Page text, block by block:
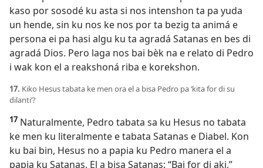
kaso por sosodé ku asta si nos intenshon ta pa yuda
un hende, sin ku nos ke nos por ta bezig ta animá e
persona ei pa hasi algu ku ta agradá Satanas en bes di
agradá Dios. Pero laga nos bai bèk na e relato di Pedro
i wak kon el a reakshoná riba e korekshon.
17. Kiko Hesus tabata ke men ora el a bisa Pedro pa ‘kita for di su
dilanti’?
17 Naturalmente, Pedro tabata sa ku Hesus no tabata
ke men ku literalmente e tabata Satanas e Diabel. Kon
ku bai bin, Hesus no a papia ku Pedro manera el a
papia ku Satanas. El a bisa Satanas: “Bai for di aki,”